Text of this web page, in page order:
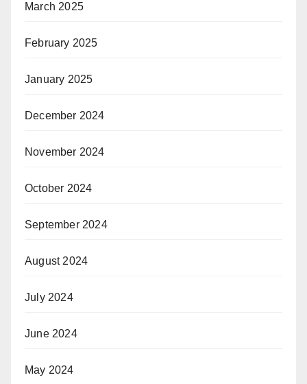
March 2025
February 2025
January 2025
December 2024
November 2024
October 2024
September 2024
August 2024
July 2024
June 2024
May 2024